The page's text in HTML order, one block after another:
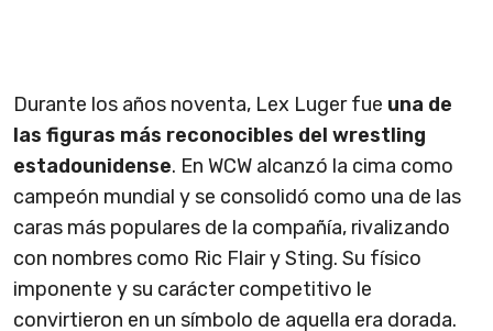
Durante los años noventa, Lex Luger fue una de
las figuras más reconocibles del wrestling
estadounidense. En WCW alcanzó la cima como
campeón mundial y se consolidó como una de las
caras más populares de la compañía, rivalizando
con nombres como Ric Flair y Sting. Su físico
imponente y su carácter competitivo le
convirtieron en un símbolo de aquella era dorada.